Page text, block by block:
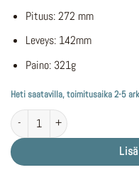
Pituus: 272 mm
Leveys: 142mm
Paino: 321g
Heti saatavilla, toimitusaika 2-5
DDK Vakio polkupyörän satula määrä